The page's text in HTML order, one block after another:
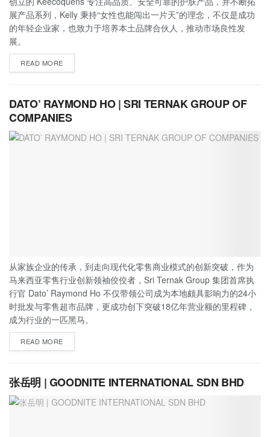
展产品系列，Kelly 秉持“女性也能闯出一片天”的理念，不仅是成功
的年轻企业家，也致力于培养本土品牌合伙人，推动市场良性发
展。
READ MORE
DATO’ RAYMOND HO | SRI TERNAK GROUP OF
COMPANIES
从家族企业的传承，到走向现代化零售商业模式的创新突破，作为
马来西亚零售行业创新领袖佼佼者，Sri Ternak Group 集团首席执
行官 Dato’ Raymond Ho 不仅带领公司成为本地颇具影响力的24小
时批发与零售超市品牌，更成功创下突破18亿年营业额的里程碑，
成为行业的一匹黑马。
READ MORE
张岳明 | GOODNITE INTERNATIONAL SDN BHD